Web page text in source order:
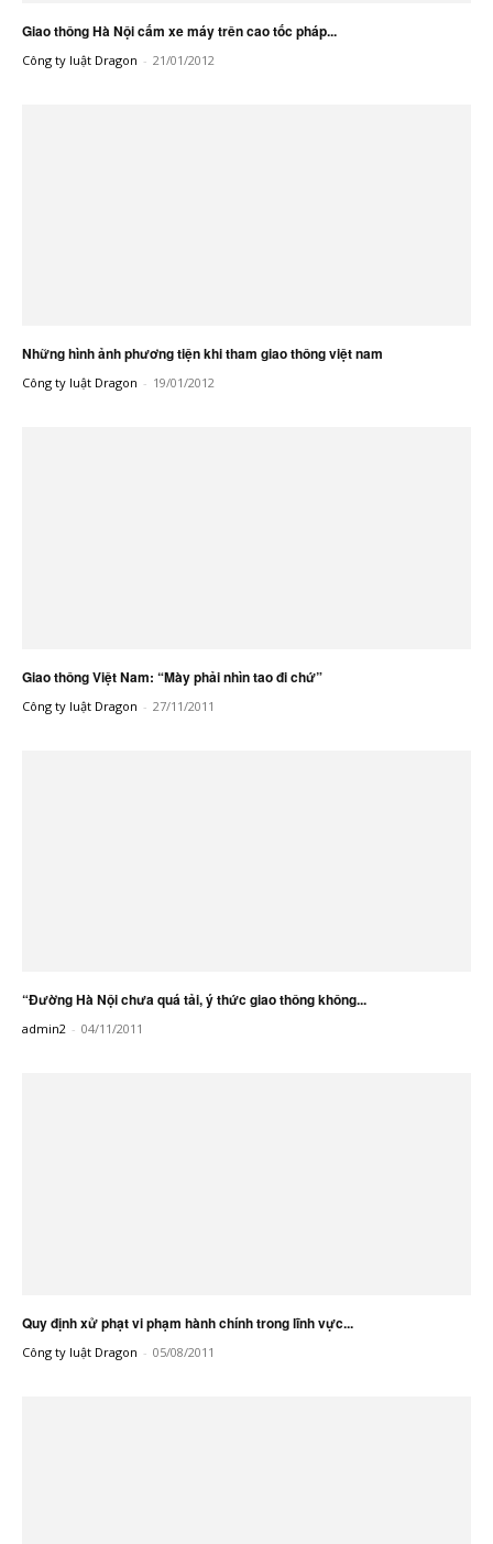
Giao thông Hà Nội cấm xe máy trên cao tốc pháp...
Công ty luật Dragon - 21/01/2012
Những hình ảnh phương tiện khi tham giao thông việt nam
Công ty luật Dragon - 19/01/2012
Giao thông Việt Nam: “Mày phải nhìn tao đi chứ”
Công ty luật Dragon - 27/11/2011
“Đường Hà Nội chưa quá tải, ý thức giao thông không...
admin2 - 04/11/2011
Quy định xử phạt vi phạm hành chính trong lĩnh vực...
Công ty luật Dragon - 05/08/2011